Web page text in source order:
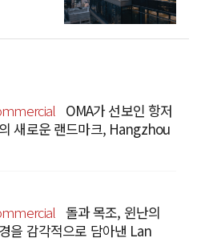
OMA가 선보인 항저
새로운 랜드마크, Hangzhou
돌과 목조, 윈난의
을 감각적으로 담아낸 Lan